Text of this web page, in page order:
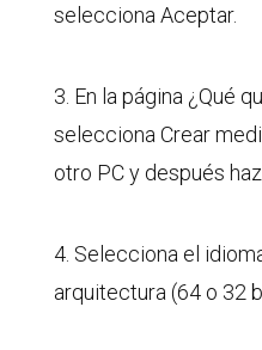
selecciona Aceptar.
3. En la página ¿Qué
selecciona Crear
otro PC y después
4. Selecciona el
arquitectura (64 o 32